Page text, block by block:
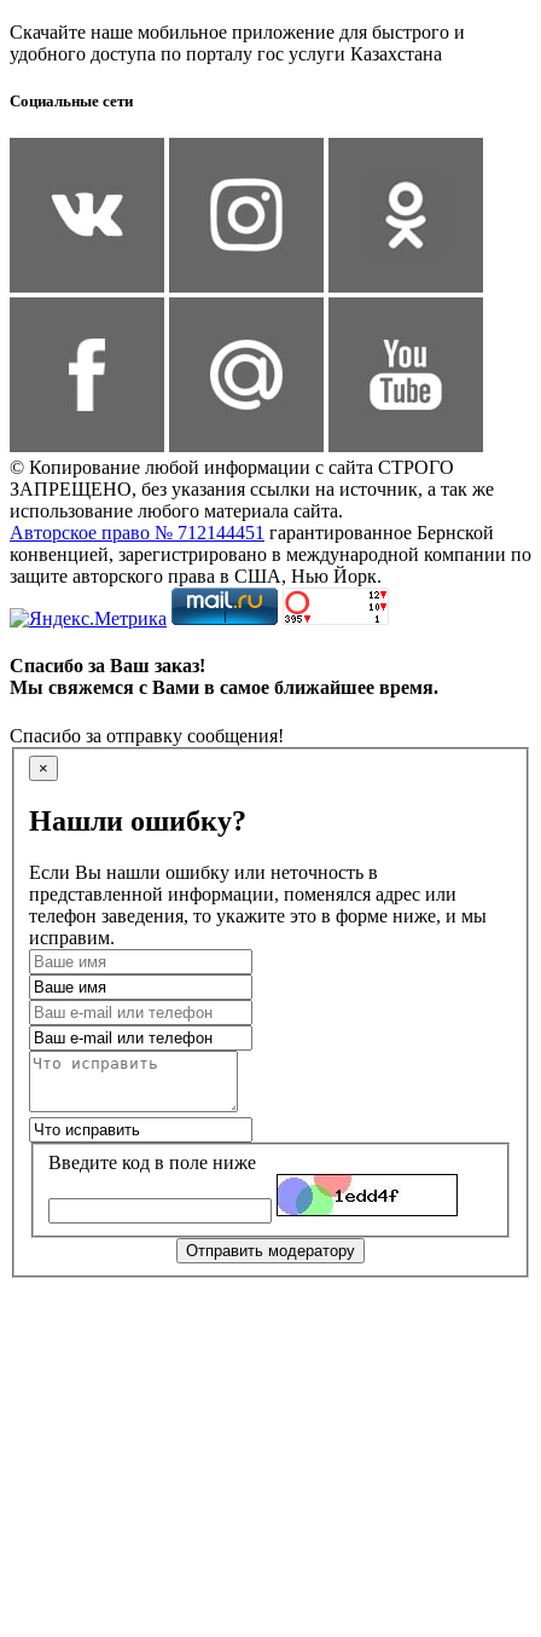
Скачайте наше мобильное приложение для быстрого и
удобного доступа по порталу гос услуги Казахстана
Социальные сети
© Копирование любой информации с сайта СТРОГО
ЗАПРЕЩЕНО, без указания ссылки на источник, а так же
использование любого материала сайта.
Авторское право № 712144451 гарантированное Бернской
конвенцией, зарегистрировано в международной компании по
защите авторского права в США, Нью Йорк.
Спасибо за Ваш заказ!
Мы свяжемся с Вами в самое ближайшее время.
Спасибо за отправку сообщения!
×
Нашли ошибку?
Если Вы нашли ошибку или неточность в
представленной информации, поменялся адрес или
телефон заведения, то укажите это в форме ниже, и мы
исправим.
Введите код в поле ниже
Отправить модератору